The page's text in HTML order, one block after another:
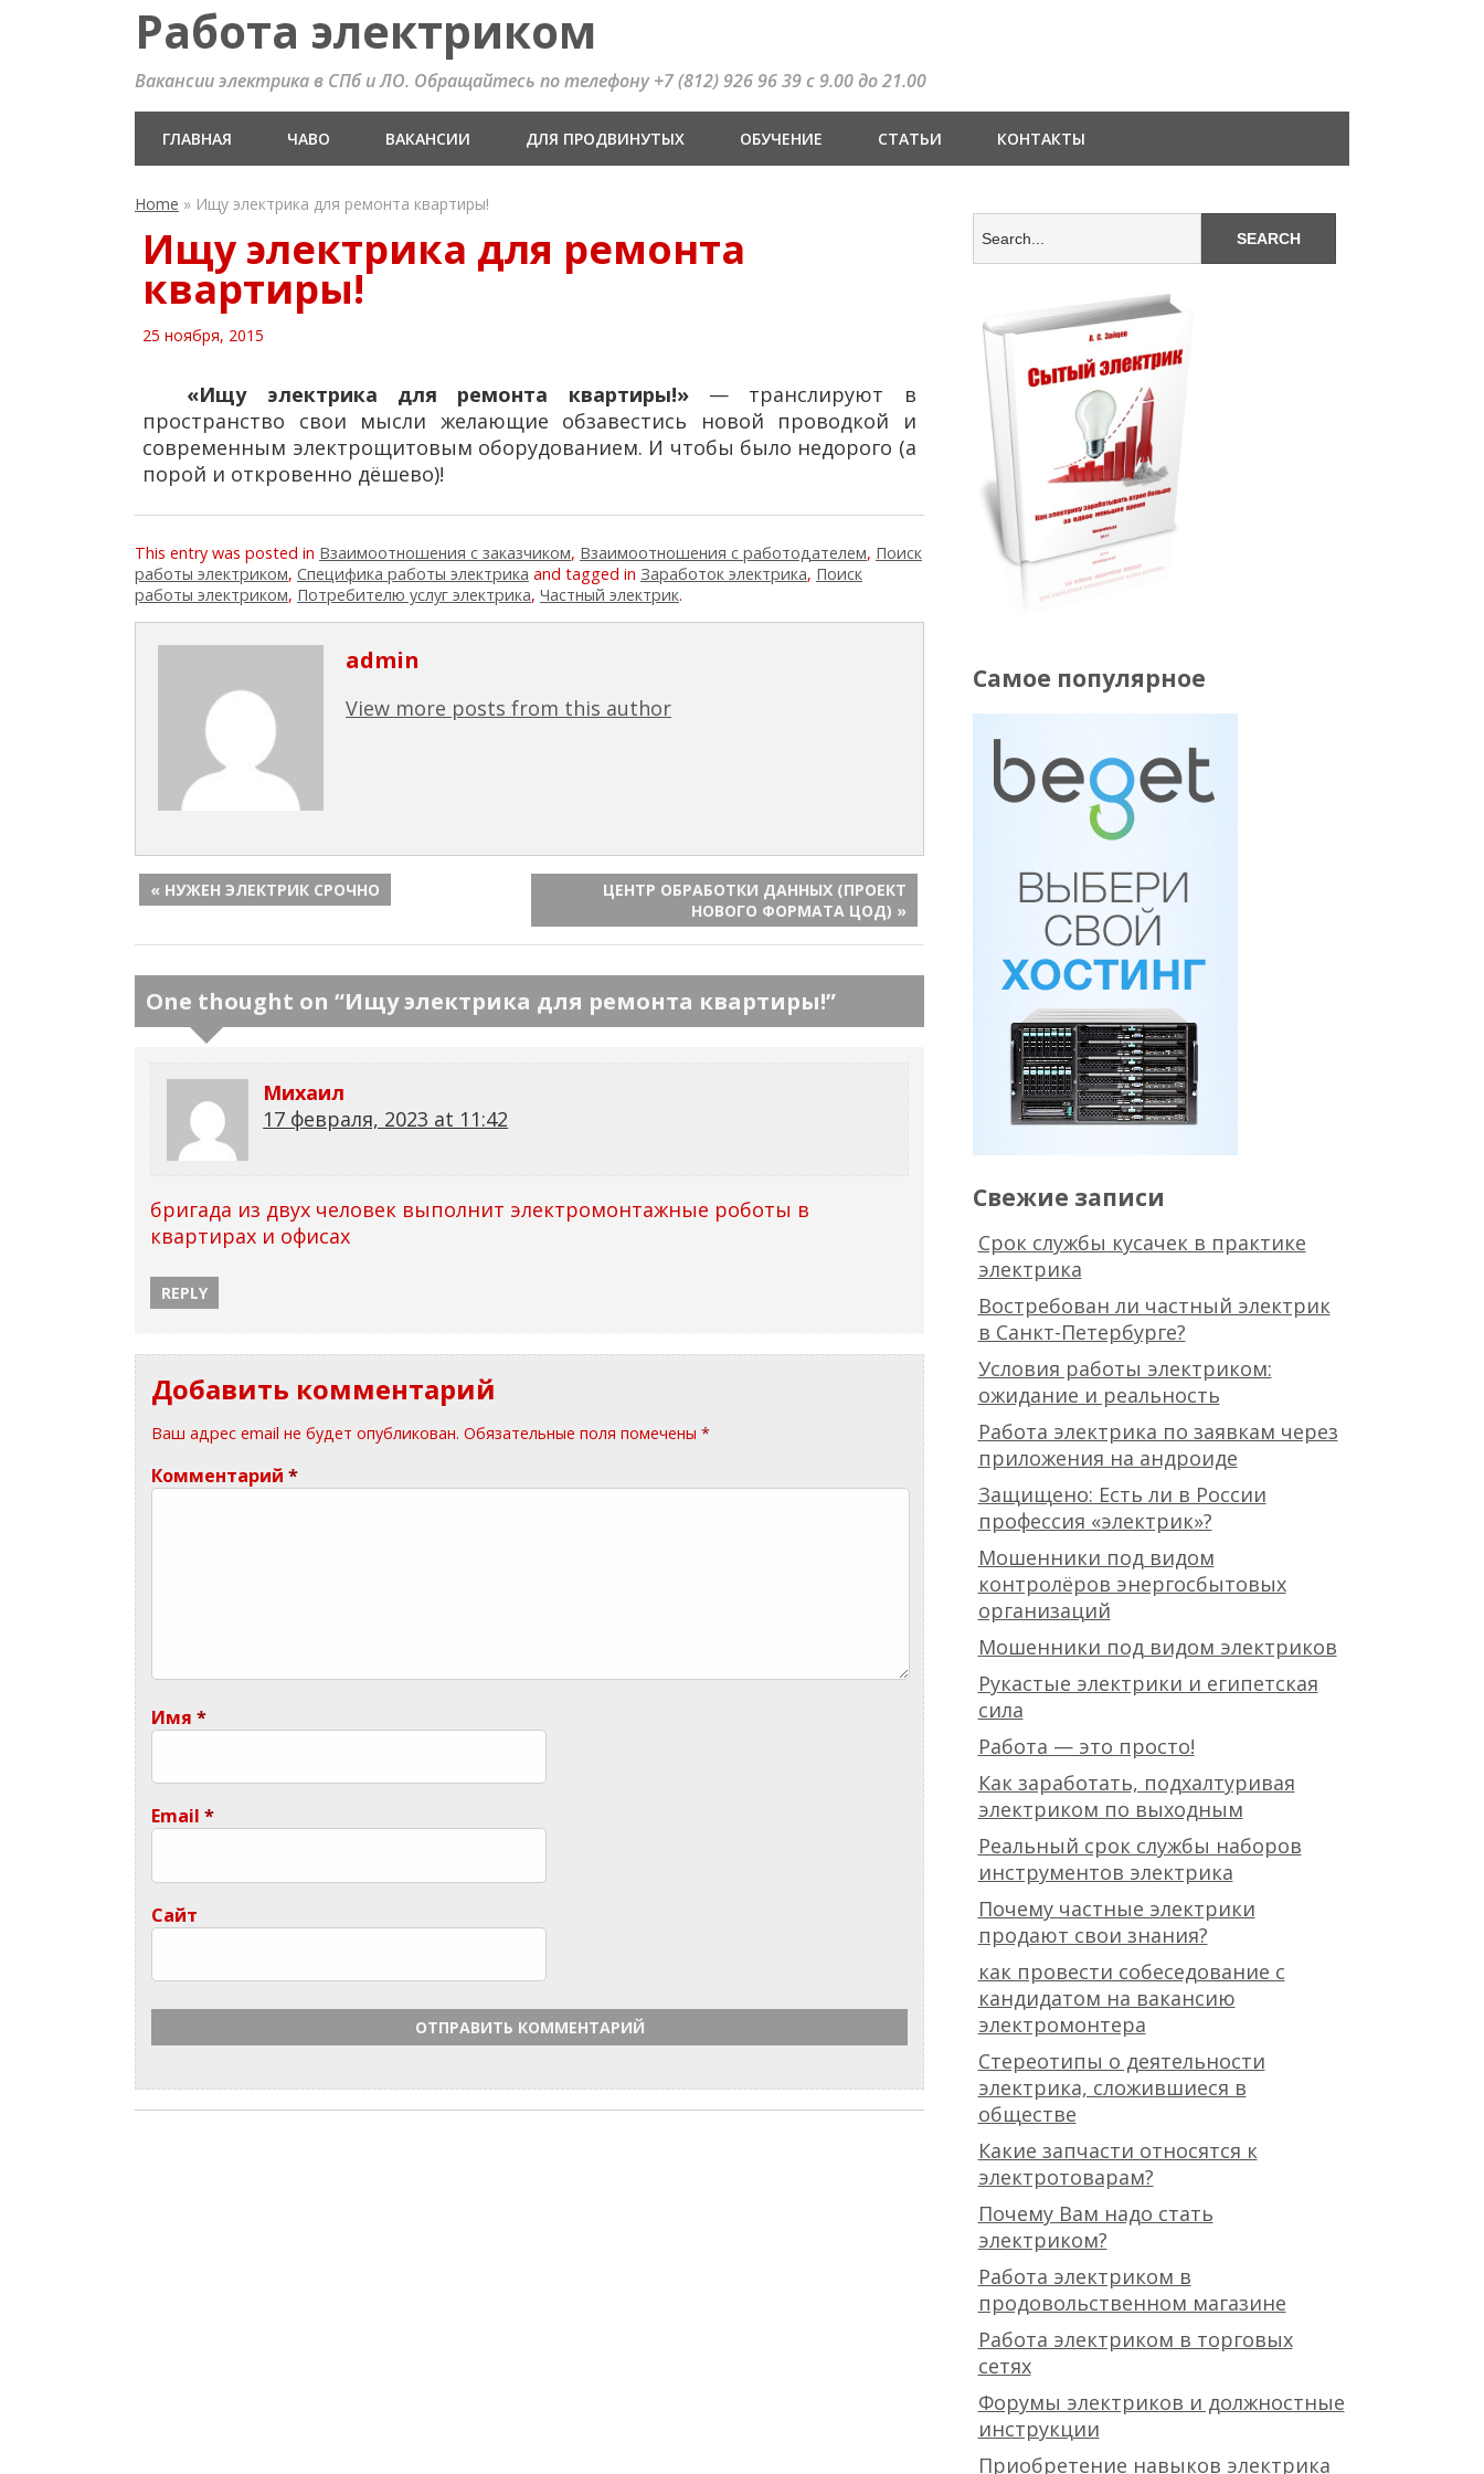
Работа электриком
Вакансии электрика в СПб и ЛО. Обращайтесь по телефону +7 (812) 926 96 39 с 9.00 до 21.00
ГЛАВНАЯ ЧАВО ВАКАНСИИ ДЛЯ ПРОДВИНУТЫХ ОБУЧЕНИЕ СТАТЬИ КОНТАКТЫ
Home » Ищу электрика для ремонта квартиры!
Ищу электрика для ремонта
квартиры!
25 ноября, 2015
«Ищу электрика для ремонта квартиры!»— транслируют в
пространство свои мысли желающие обзавестись новой проводкой и
современным электрощитовым оборудованием. И чтобы было недорого (а
порой и откровенно дёшево)!
This entry was posted in Взаимоотношения с заказчиком, Взаимоотношения с работодателем, Поиск
работы электриком, Специфика работы электрика and tagged in Заработок электрика, Поиск
работы электриком, Потребителю услуг электрика, Частный электрик.
admin
View more posts from this author
« НУЖЕН ЭЛЕКТРИК СРОЧНО
ЦЕНТР ОБРАБОТКИ ДАННЫХ (ПРОЕКТ
НОВОГО ФОРМАТА ЦОД) »
One thought on “Ищу электрика для ремонта квартиры!”
Михаил
17 февраля, 2023 at 11:42
бригада из двух человек выполнит электромонтажные роботы в
квартирах и офисах
REPLY
Добавить комментарий
Ваш адрес email не будет опубликован. Обязательные поля помечены*
Комментарий*
Имя*
Email*
Сайт
Самое популярное
Свежие записи
Срок службы кусачек в практике
электрика
Востребован ли частный электрик
в Санкт-Петербурге?
Условия работы электриком:
ожидание и реальность
Работа электрика по заявкам через
приложения на андроиде
Защищено: Есть ли в России
профессия «электрик»?
Мошенники под видом
контролёров энергосбытовых
организаций
Мошенники под видом электриков
Рукастые электрики и египетская
сила
Работа — это просто!
Как заработать, подхалтуривая
электриком по выходным
Реальный срок службы наборов
инструментов электрика
Почему частные электрики
продают свои знания?
как провести собеседование с
кандидатом на вакансию
электромонтера
Стереотипы о деятельности
электрика, сложившиеся в
обществе
Какие запчасти относятся к
электротоварам?
Почему Вам надо стать
электриком?
Работа электриком в
продовольственном магазине
Работа электриком в торговых
сетях
Форумы электриков и должностные
инструкции
Приобретение навыков электрика